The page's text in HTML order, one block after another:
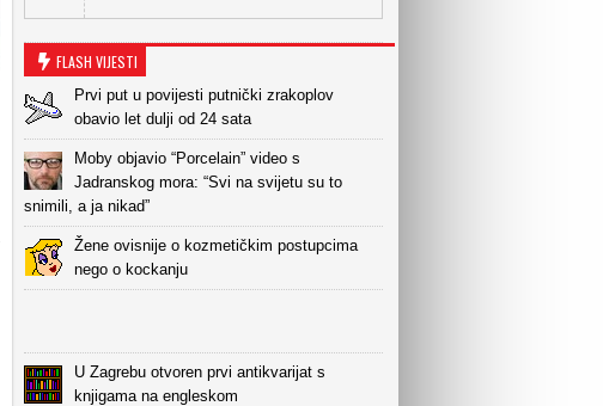
FLASH VIJESTI
Prvi put u povijesti putnički zrakoplov
obavio let dulji od 24 sata
Moby objavio “Porcelain” video s
Jadranskog mora: “Svi na svijetu su to
snimili, a ja nikad”
Žene ovisnije o kozmetičkim postupcima
nego o kockanju
U Zagrebu otvoren prvi antikvarijat s
knjigama na engleskom